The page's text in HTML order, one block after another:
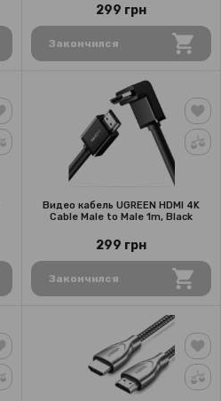
299 грн
Закончился
Видео кабель UGREEN HDMI 4K
Cable Male to Male 1m, Black
299 грн
Закончился